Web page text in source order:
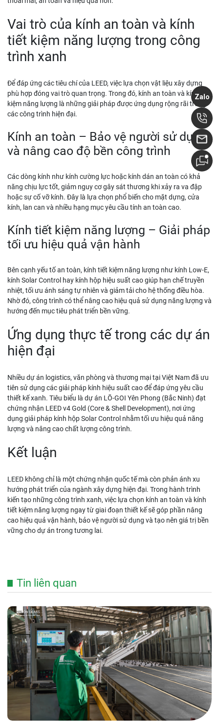
Vai trò của kính an toàn và kính
tiết kiệm năng lượng trong công
trình xanh
Để đáp ứng các tiêu chí của LEED, việc lựa chọn vật liệu xây dựng
phù hợp đóng vai trò quan trọng. Trong đó, kính an toàn và kính tiết
kiệm năng lượng là những giải pháp được ứng dụng rộng rãi trong
các công trình hiện đại.
Kính an toàn – Bảo vệ người sử dụng
và nâng cao độ bền công trình
Các dòng kính như kính cường lực hoặc kính dán an toàn có khả
năng chịu lực tốt, giảm nguy cơ gây sát thương khi xảy ra va đập
hoặc sự cố vỡ kính. Đây là lựa chọn phổ biến cho mặt dựng, cửa
kính, lan can và nhiều hạng mục yêu cầu tính an toàn cao.
Kính tiết kiệm năng lượng – Giải pháp
tối ưu hiệu quả vận hành
Bên cạnh yếu tố an toàn, kính tiết kiệm năng lượng như kính Low-E,
kính Solar Control hay kính hộp hiệu suất cao giúp hạn chế truyền
nhiệt, tối ưu ánh sáng tự nhiên và giảm tải cho hệ thống điều hòa.
Nhờ đó, công trình có thể nâng cao hiệu quả sử dụng năng lượng và
hướng đến mục tiêu phát triển bền vững.
Ứng dụng thực tế trong các dự án
hiện đại
Nhiều dự án logistics, văn phòng và thương mại tại Việt Nam đã ưu
tiên sử dụng các giải pháp kính hiệu suất cao để đáp ứng yêu cầu
thiết kế xanh. Tiêu biểu là dự án LŌ-GOI Yên Phong (Bắc Ninh) đạt
chứng nhận LEED v4 Gold (Core & Shell Development), nơi ứng
dụng giải pháp kính hộp Solar Control nhằm tối ưu hiệu quả năng
lượng và nâng cao chất lượng công trình.
Kết luận
LEED không chỉ là một chứng nhận quốc tế mà còn phản ánh xu
hướng phát triển của ngành xây dựng hiện đại. Trong hành trình
kiến tạo những công trình xanh, việc lựa chọn kính an toàn và kính
tiết kiệm năng lượng ngay từ giai đoạn thiết kế sẽ góp phần nâng
cao hiệu quả vận hành, bảo vệ người sử dụng và tạo nên giá trị bền
vững cho dự án trong tương lai.
Tin liên quan
Zalo